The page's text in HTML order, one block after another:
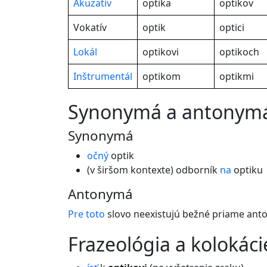
Akuzatív
optika
optikov
Vokatív
optik
optici
Lokál
optikovi
optikoch
Inštrumentál
optikom optikmi
synonymá a
Synonymá
očný optik
(v širšom kontexte) odborník na optiku
Antonymá
Pretoto slovo neexistujú bežné priame
frazeológia a